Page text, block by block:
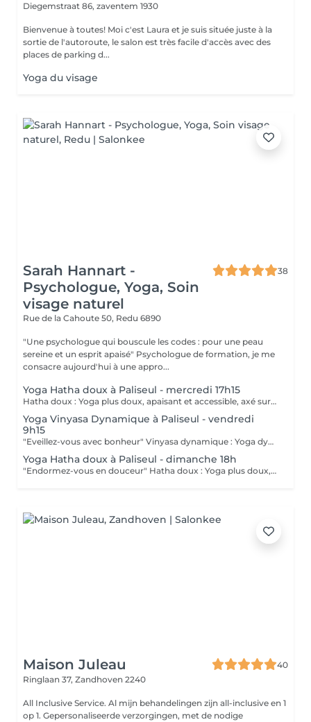
Diegemstraat 86, zaventem 1930
Bienvenue à toutes! Moi c'est Laura et je suis située juste à la
sortie de l'autoroute, le salon est très facile d'accès avec des
places de parking d...
Yoga du visage
Sarah Hannart -
Psychologue, Yoga, Soin
visage naturel
38
Rue de la Cahoute 50, Redu 6890
"Une psychologue qui bouscule les codes : pour une peau
sereine et un esprit apaisé" Psychologue de formation, je me
consacre aujourd'hui à une appro...
Yoga Hatha doux à Paliseul - mercredi 17h15
Hatha doux : Yoga plus doux, apaisant et accessible, axé sur la tenue des postures, la respiration et la relaxation. Idéale pour améliorer la souplesse, apaiser l'esprit et rééquilibrer le corps. Essai : au prix de l'abonnement, 12€ - valable une fois/personne A la séance : 15€ Abonnement : - à partir de 5 séances 65€ - 10 séances 120€ > abonnement nominatif valable 3 mois pour 1 personne, ne peut être échangé ou remboursé Paiement en liquide ou QR code Possibilité de suivre le cours du mercredi, vendredi matin, ou dimanche soir avec l'abonnement. Pour garantir une belle dynamique de groupe et permettre le maintien des cours dans de bonnes conditions, chaque cours sera organisé à partir d'un minimum de 5 participantes. Possibilité de réserver en dernière minute et d'annuler jusque - 12h le jour même pour le cours du mercredi et dimanche - 17h la veille pour le cours du vendredi Passé ce délais la séance sera comptabilisée. Merci pour votre compréhension :) Pendant les vacances scolaires les cours se feront en ligne ou à Redu en fonction du nombre de personnes présentes.
Yoga Vinyasa Dynamique à Paliseul - vendredi
9h15
"Eveillez-vous avec bonheur" Vinyasa dynamique : Yoga dynamique où les postures s'enchaînent en fluidité, synchronisées avec la respiration. Il développe la force, la souplesse et la concentration tout en offrant un travail cardio. Essai : au prix de l'abonnement, 12€ - valable une fois/personne A la séance : 15€ Abonnement : - à partir de 5 séances 65€ - 10 séances 120€ > abonnement nominatif valable 3 mois pour 1 personne, ne peut être échangé ou remboursé Paiement en liquide ou QR code Possibilité de suivre le cours du mercredi, vendredi matin, ou dimanche soir avec l'abonnement. Pour garantir une belle dynamique de groupe et permettre le maintien des cours dans de bonnes conditions, chaque cours sera organisé à partir d'un minimum de 5 participantes. Possibilité de réserver en dernière minute et d'annuler jusque - 12h le jour même pour le cours du mercredi et dimanche - 17h la veille pour le cours du vendredi Passé ce délais la séance sera comptabilisée. Merci pour votre compréhension :) Pendant les vacances scolaires les cours se feront en ligne ou à Redu en fonction du nombre de personnes présentes.
Yoga Hatha doux à Paliseul - dimanche 18h
"Endormez-vous en douceur" Hatha doux : Yoga plus doux, apaisant et accessible, axé sur la tenue des postures, la respiration et la relaxation. Idéale pour améliorer la souplesse, apaiser l'esprit et rééquilibrer le corps. Essai : au prix de l'abonnement, 12€ - valable une fois/personne A la séance : 15€ Abonnement : - à partir de 5 séances 65€ - 10 séances 120€ > abonnement nominatif valable 3 mois pour 1 personne, ne peut être échangé ou remboursé Paiement en liquide ou QR code Possibilité de suivre le cours du mercredi, vendredi matin, ou dimanche soir avec l'abonnement. Pour garantir une belle dynamique de groupe et permettre le maintien des cours dans de bonnes conditions, chaque cours sera organisé à partir d'un minimum de 5 participantes. Possibilité de réserver en dernière minute et d'annuler jusque - 12h le jour même pour le cours du mercredi et dimanche - 17h la veille pour le cours du vendredi Passé ce délais la séance sera comptabilisée. Merci pour votre compréhension :) Pendant les vacances scolaires les cours se feront en ligne ou à Redu en fonction du nombre de personnes présentes.
Maison Juleau
40
Ringlaan 37, Zandhoven 2240
All Inclusive Service. Al mijn behandelingen zijn all-inclusive en 1
op 1. Gepersonaliseerde verzorgingen, met de nodige